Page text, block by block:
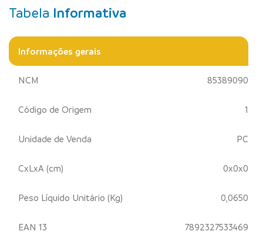
Tabela Informativa
Informações gerais
NCM 85389090
Código de Origem 1
Unidade de Venda PC
CxLxA (cm) 0x0x0
Peso Líquido Unitário (Kg) 0,0650
EAN 13 7892327533469